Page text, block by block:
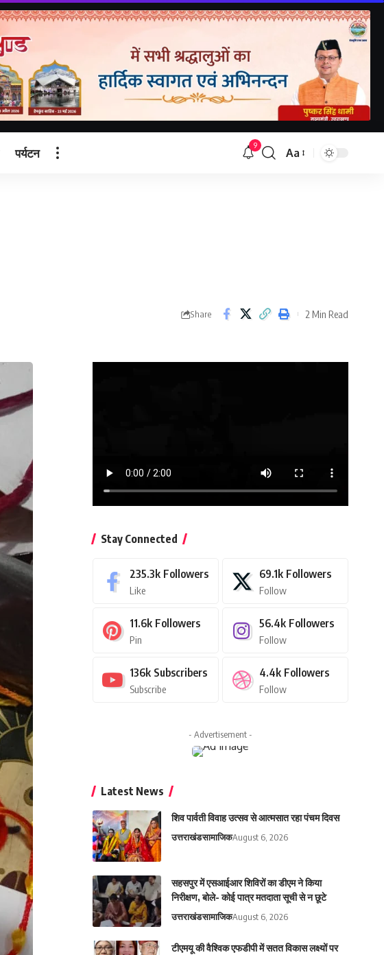
पर्यटन 9
Font
Aa
Share 2 Min Read
Stay Connected
235.3k Followers
Like
69.1k Followers
Follow
11.6k Followers
Pin
56.4k Followers
Follow
136k Subscribers
Subscribe
4.4k Followers
Follow
- Advertisement -
Latest News
शिव पार्वती विवाह उत्सव से आत्मसात रहा पंचम दिवस
उत्तराखंडसामाजिकAugust 6, 2026
सहसपुर में एसआईआर शिविरों का डीएम ने किया
निरीक्षण, बोले- कोई पात्र मतदाता सूची से न छूटे
उत्तराखंडसामाजिकAugust 6, 2026
टीएमयू की वैश्विक एफडीपी में सतत विकास लक्ष्यों पर